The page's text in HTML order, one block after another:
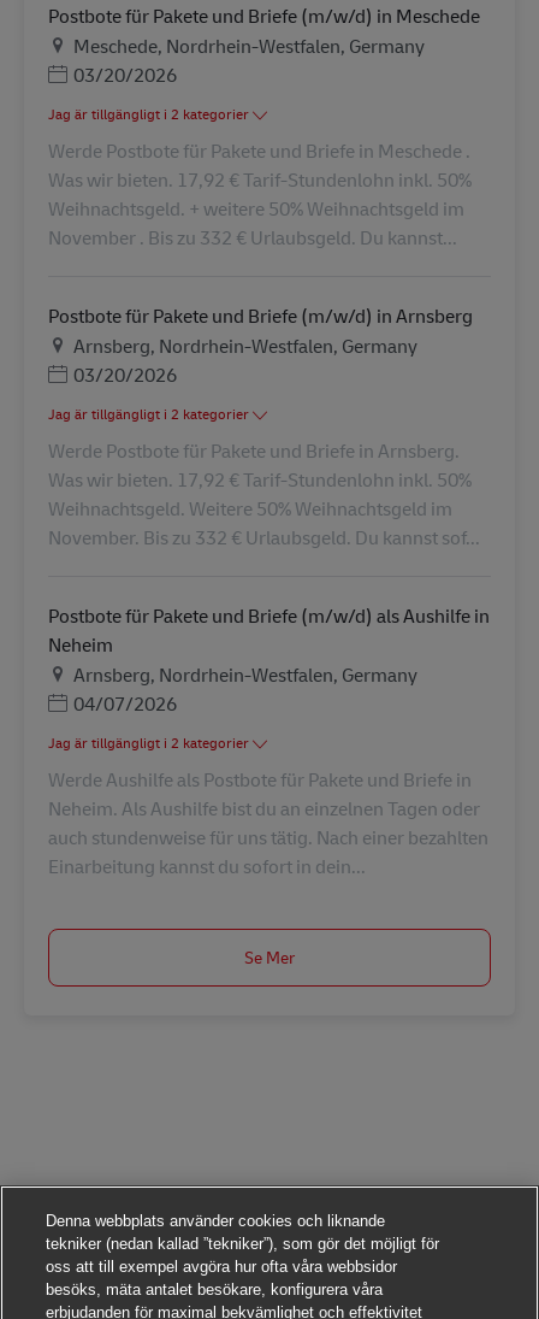
Postbote für Pakete und Briefe (m/w/d) in Meschede
PlatsMeschede, Nordrhein-Westfalen, Germany
Posted Date
03/20/2026
Jag är tillgängligt i 2 kategorier
Werde Postbote für Pakete und Briefe in Meschede .
Was wir bieten. 17,92 € Tarif-Stundenlohn inkl. 50%
Weihnachtsgeld. + weitere 50% Weihnachtsgeld im
November . Bis zu 332 € Urlaubsgeld. Du kannst...
Postbote für Pakete und Briefe (m/w/d) in Arnsberg
PlatsArnsberg, Nordrhein-Westfalen, Germany
Posted Date
03/20/2026
Jag är tillgängligt i 2 kategorier
Werde Postbote für Pakete und Briefe in Arnsberg.
Was wir bieten. 17,92 € Tarif-Stundenlohn inkl. 50%
Weihnachtsgeld. Weitere 50% Weihnachtsgeld im
November. Bis zu 332 € Urlaubsgeld. Du kannst sof...
Postbote für Pakete und Briefe (m/w/d) als Aushilfe in
Neheim
PlatsArnsberg, Nordrhein-Westfalen, Germany
Posted Date
04/07/2026
Jag är tillgängligt i 2 kategorier
Werde Aushilfe als Postbote für Pakete und Briefe in
Neheim. Als Aushilfe bist du an einzelnen Tagen oder
auch stundenweise für uns tätig. Nach einer bezahlten
Einarbeitung kannst du sofort in dein...
Se Mer
Denna webbplats använder cookies och liknande
tekniker (nedan kallad ”tekniker”), som gör det möjligt för
oss att till exempel avgöra hur ofta våra webbsidor
besöks, mäta antalet besökare, konfigurera våra
erbjudanden för maximal bekvämlighet och effektivitet